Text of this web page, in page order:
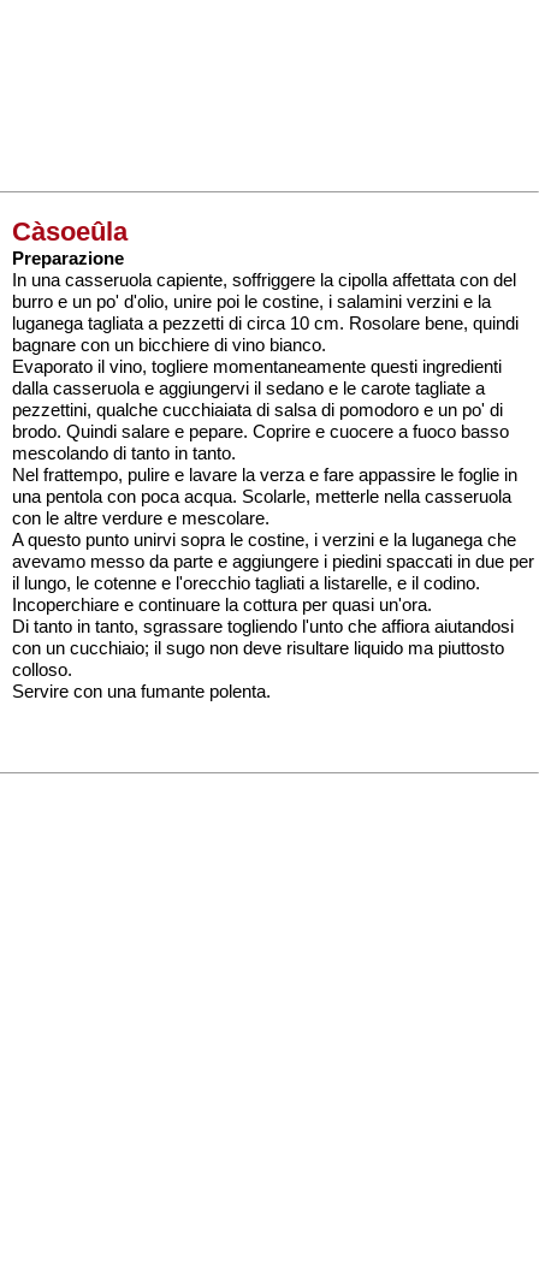
Càsoeûla
Preparazione
In una casseruola capiente, soffriggere la cipolla affettata con del
burro e un po' d'olio, unire poi le costine, i salamini verzini e la
luganega tagliata a pezzetti di circa 10 cm. Rosolare bene, quindi
bagnare con un bicchiere di vino bianco.
Evaporato il vino, togliere momentaneamente questi ingredienti
dalla casseruola e aggiungervi il sedano e le carote tagliate a
pezzettini, qualche cucchiaiata di salsa di pomodoro e un po' di
brodo. Quindi salare e pepare. Coprire e cuocere a fuoco basso
mescolando di tanto in tanto.
Nel frattempo, pulire e lavare la verza e fare appassire le foglie in
una pentola con poca acqua. Scolarle, metterle nella casseruola
con le altre verdure e mescolare.
A questo punto unirvi sopra le costine, i verzini e la luganega che
avevamo messo da parte e aggiungere i piedini spaccati in due per
il lungo, le cotenne e l'orecchio tagliati a listarelle, e il codino.
Incoperchiare e continuare la cottura per quasi un'ora.
Di tanto in tanto, sgrassare togliendo l'unto che affiora aiutandosi
con un cucchiaio; il sugo non deve risultare liquido ma piuttosto
colloso.
Servire con una fumante polenta.